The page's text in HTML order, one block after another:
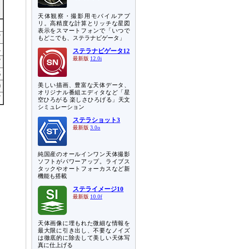
天体観察・撮影用モバイルアプ
リ。高精度な計算とリッチな星図
表示をスマートフォンで「いつで
もどこでも、ステラナビゲータ」
ステラナビゲータ12
最新版 12.0i
美しい描画、豊富な天体データ、
オリジナル番組エディタなど「星
空ひろがる 楽しさひろげる」天文
シミュレーション
ステラショット3
最新版 3.0o
純国産のオールインワン天体撮影
ソフトがパワーアップ。ライブス
タックやオートフォーカスなど新
機能も搭載
ステライメージ10
最新版 10.0f
天体画像に埋もれた微細な情報を
最大限に引き出し、不要なノイズ
は徹底的に除去して美しい天体写
真に仕上げる